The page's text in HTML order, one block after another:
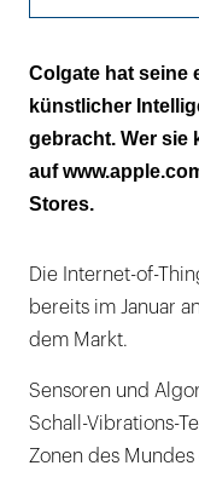
Ein 3-D-
Deine
Colgate hat seine
künstlicher
gebracht. Wer sie
auf
Stores.
Die Internet-of-
bereits im Januar
dem Markt.
Sensoren und
Schall-Vibrations-
Zonen des